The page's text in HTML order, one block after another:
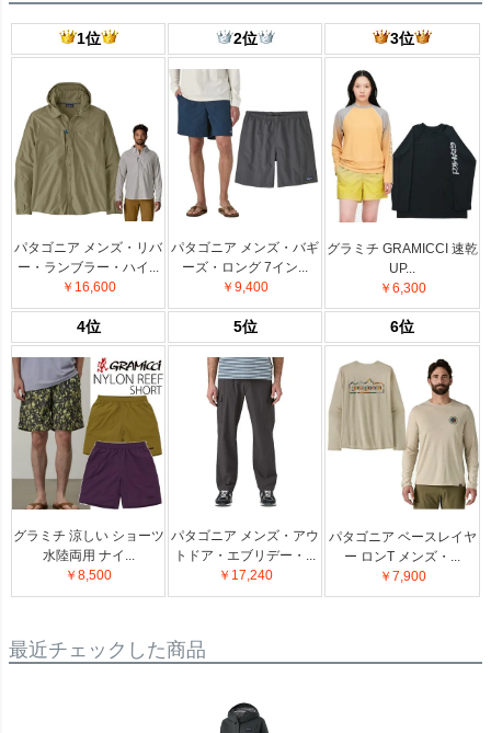
1位 2位 3位
パタゴニア メンズ・リバ
ー・ランブラー・ハイ...
￥16,600
パタゴニア メンズ・バギ
ーズ・ロング 7イン...
￥9,400
グラミチ GRAMICCI 速乾
UP...
￥6,300
4位 5位 6位
グラミチ 涼しい ショーツ
水陸両用 ナイ...
￥8,500
パタゴニア メンズ・アウ
トドア・エブリデー・...
￥17,240
パタゴニア ベースレイヤ
ー ロンT メンズ・...
￥7,900
最近チェックした商品